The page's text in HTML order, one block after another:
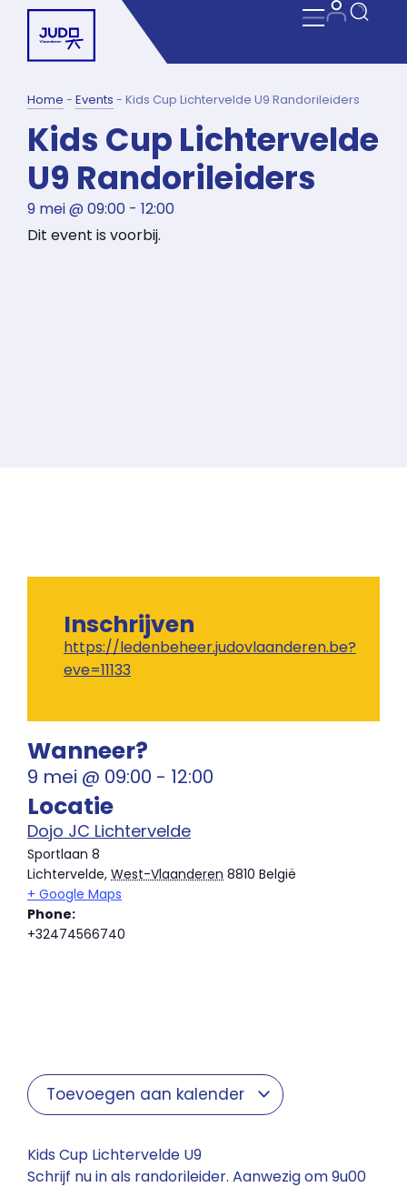
Home - Events - Kids Cup Lichtervelde U9 Randorileiders
Kids Cup Lichtervelde
U9 Randorileiders
9 mei@ 09:00 - 12:00
Dit event is voorbij.
Kids Cup Lichtervelde U9
Schrijf nu in als randorileider. Aanwezig om 9u00
Inschrijven
https://ledenbeheer.judovlaanderen.be?
eve=11133
Wanneer?
9 mei @ 09:00 - 12:00
Locatie
Dojo JC Lichtervelde
Sportlaan 8
Lichtervelde, West-Vlaanderen 8810 België
+ Google Maps
Phone:
+32474566740
Toevoegen aan kalender